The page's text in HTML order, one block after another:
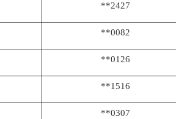
**2427
**0082
**0126
**1516
**0307